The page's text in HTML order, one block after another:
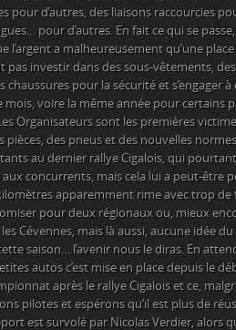
pour d’autres, des liaisons raccourcies
pour d’autres. En fait ce qui se passe,
l’argent a malheureusement qu’une
pas investir dans des sous-vêtements, des
chaussures pour la sécurité et s’engager à
mois, voire la même année pour certains
Organisateurs sont les premières
des pneus et des nouvelles
au dernier rallye Cigalois, qui
concurrents, mais cela lui a peut-être
apparemment rime avec trop
pour deux régionaux ou, mieux
Cévennes, mais là aussi, aucune idée
saison… l’avenir nous le diras. En
autos c’est mise en place depuis le
après le rallye Cigalois et ce,
pilotes et espérons qu’il est plus de
est survolé par Nicolas Verdier, alors